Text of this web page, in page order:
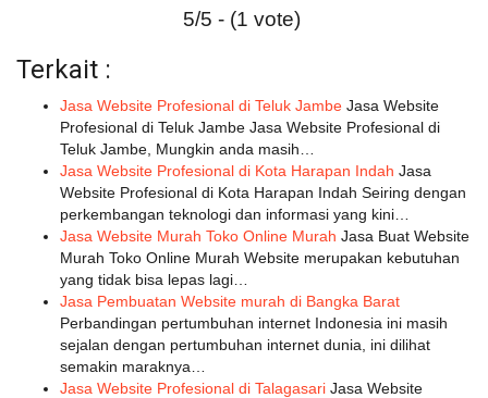
5/5 - (1 vote)
Terkait :
Jasa Website Profesional di Teluk Jambe Jasa Website
Profesional di Teluk Jambe Jasa Website Profesional di
Teluk Jambe, Mungkin anda masih…
Jasa Website Profesional di Kota Harapan Indah Jasa
Website Profesional di Kota Harapan Indah Seiring dengan
perkembangan teknologi dan informasi yang kini…
Jasa Website Murah Toko Online Murah Jasa Buat Website
Murah Toko Online Murah Website merupakan kebutuhan
yang tidak bisa lepas lagi…
Jasa Pembuatan Website murah di Bangka Barat
Perbandingan pertumbuhan internet Indonesia ini masih
sejalan dengan pertumbuhan internet dunia, ini dilihat
semakin maraknya…
Jasa Website Profesional di Talagasari Jasa Website